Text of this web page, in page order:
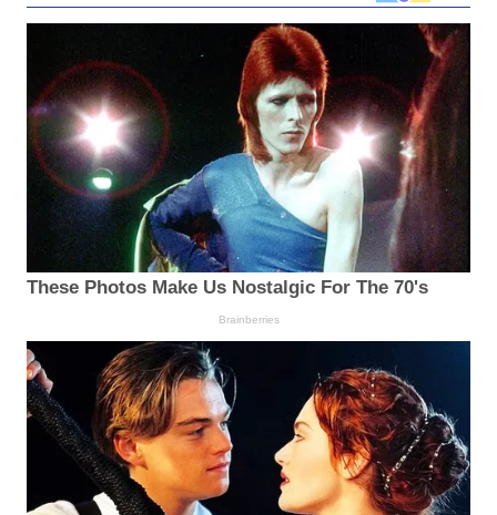
These Photos Make Us Nostalgic For The 70's
Brainberries